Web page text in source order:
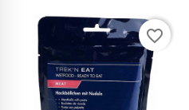
favorite_border